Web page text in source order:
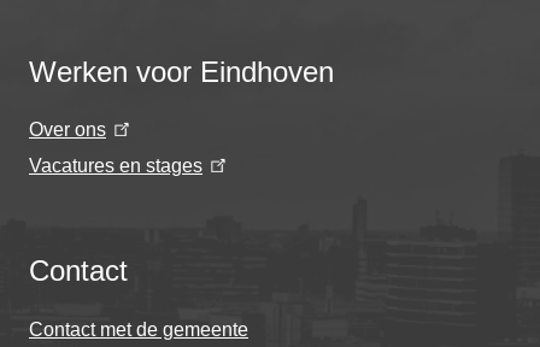
Werken voor Eindhoven
Over ons
Vacatures en stages
Contact
Contact met de gemeente